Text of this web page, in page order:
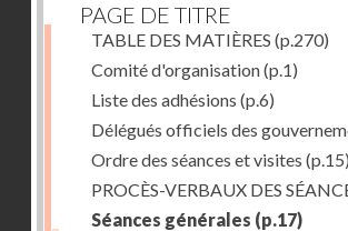
PAGE DE TITRE
TABLE DES MATIÈRES (p.270)
Comité d'organisation(p.1)
Liste des adhésions (p.6)
Délégués officiels des
Ordre des séances et visites (p.15)
PROCÈS-VERBAUX DES
Séances générales (p.17)